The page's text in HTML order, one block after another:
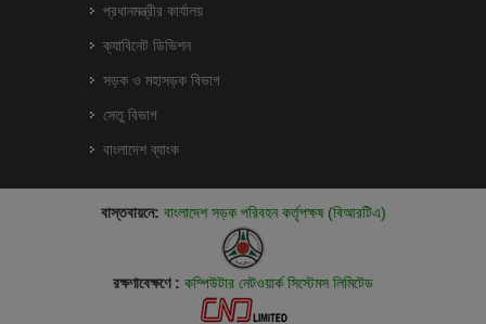
প্রধানমন্ত্রীর কার্যালয়
ক্যাবিনেট ডিভিশন
সড়ক ও মহাসড়ক বিভাগ
সেতু বিভাগ
বাংলাদেশ ব্যাংক
বাস্তবায়নে: বাংলাদেশ সড়ক পরিবহন কর্তৃপক্ষ (বিআরটিএ)
রক্ষণাবেক্ষণে : কম্পিউটার নেটওয়ার্ক সিস্টেমস লিমিটেড